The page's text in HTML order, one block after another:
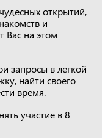
открытий,
и
Вас на этом
запросы в легкой
найти своего
время.
участие в 8